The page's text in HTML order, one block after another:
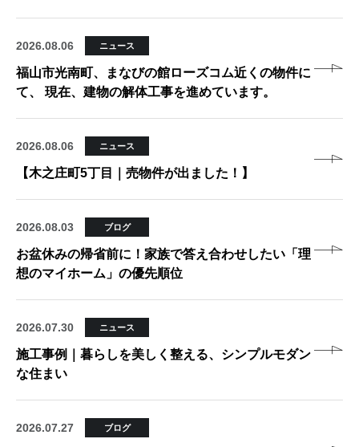
2026.08.06 ニュース
福山市光南町、まなびの館ローズコム近くの物件に
て、 現在、建物の解体工事を進めています。
2026.08.06 ニュース
【木之庄町5丁目｜売物件が出ました！】
2026.08.03 ブログ
お盆休みの帰省前に！家族で答え合わせしたい「理
想のマイホーム」の優先順位
2026.07.30 ニュース
施工事例｜暮らしを美しく整える、シンプルモダン
な住まい
2026.07.27 ブログ